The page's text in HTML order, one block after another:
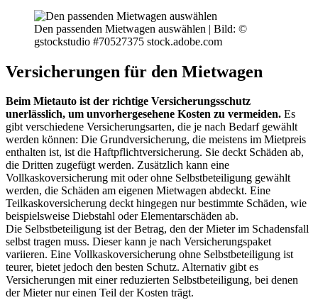
Den passenden Mietwagen auswählen | Bild: ©
gstockstudio #70527375 stock.adobe.com
Versicherungen für den Mietwagen
Beim Mietauto ist der richtige Versicherungsschutz
unerlässlich, um unvorhergesehene Kosten zu vermeiden. Es
gibt verschiedene Versicherungsarten, die je nach Bedarf gewählt
werden können: Die Grundversicherung, die meistens im Mietpreis
enthalten ist, ist die Haftpflichtversicherung. Sie deckt Schäden ab,
die Dritten zugefügt werden. Zusätzlich kann eine
Vollkaskoversicherung mit oder ohne Selbstbeteiligung gewählt
werden, die Schäden am eigenen Mietwagen abdeckt. Eine
Teilkaskoversicherung deckt hingegen nur bestimmte Schäden, wie
beispielsweise Diebstahl oder Elementarschäden ab.
Die Selbstbeteiligung ist der Betrag, den der Mieter im Schadensfall
selbst tragen muss. Dieser kann je nach Versicherungspaket
variieren. Eine Vollkaskoversicherung ohne Selbstbeteiligung ist
teurer, bietet jedoch den besten Schutz. Alternativ gibt es
Versicherungen mit einer reduzierten Selbstbeteiligung, bei denen
der Mieter nur einen Teil der Kosten trägt.